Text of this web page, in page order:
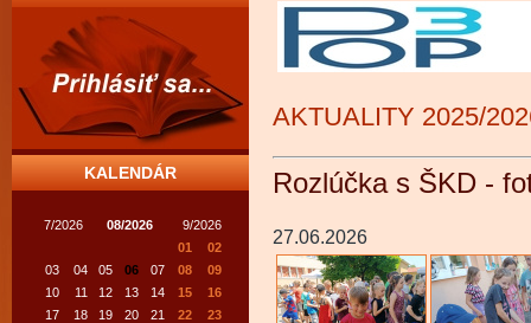
KALENDÁR
7/2026 08/2026
9/2026
01
02
03
04 05 06 07 08
09
10
11 12 13 14 15
16
17
18 19 20 21 22
23
AKTUALITY 2025/
Rozlúčka s ŠKD -
27.06.2026